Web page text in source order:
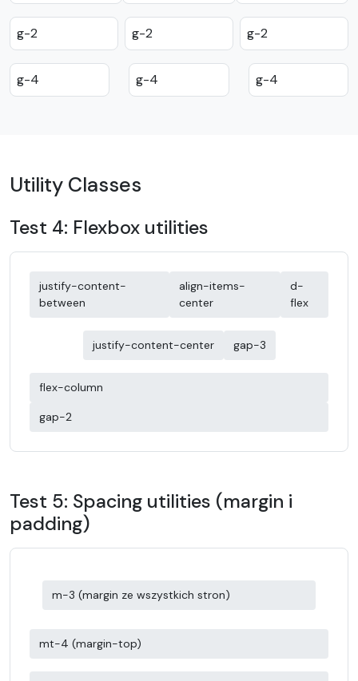
g-2 g-2 g-2
g-4 g-4 g-4
Utility Classes
Test 4: Flexbox utilities
justify-content-
between
align-items-
center
d-
flex
justify-content-center gap-3
flex-column
gap-2
Test 5: Spacing utilities (margin i
padding)
m-3 (margin ze wszystkich stron)
mt-4 (margin-top)